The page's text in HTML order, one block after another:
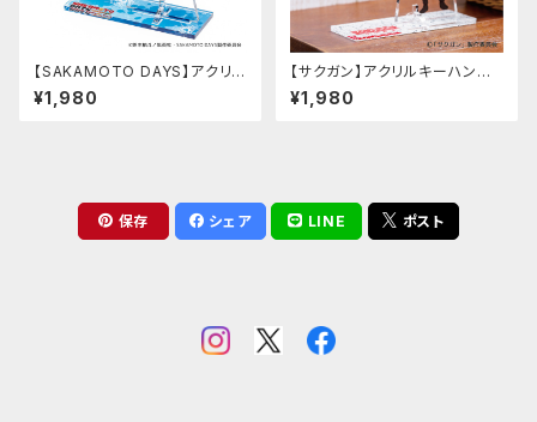
【SAKAMOTO DAYS】アクリル
キーハンガー（朝倉 シン）
¥1,980
【サクガン】アクリルキーハンガ
ー
¥1,980
保存 シェア LINE ポスト